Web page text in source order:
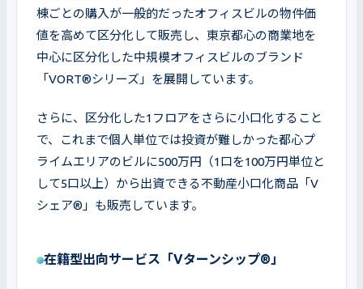
棟ごとの購入が一般的だったオフィスビルの物件価
値を高めて区分化して販売し、東京都心の商業地を
中心に区分化した中規模オフィスビルのブランド
「VORT®シリーズ」を展開しています。
さらに、区分化した1フロアをさらに小口化すること
で、これまで個人単位では投資が難しかった都心プ
ライムエリアのビルに500万円（1口を100万円単位と
して5口以上）から出資できる不動産小口化商品「V
シェア®」も販売しています。
在籍型出向サービス「Vターンシップ®」